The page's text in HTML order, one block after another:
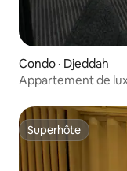
Condo · Djeddah
Appartement de
Superhôte
Superhôte